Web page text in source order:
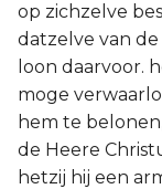
op zichzelve
datzelve van
loon daarvoor.
moge
hem te
de Heere
hetzij hij een